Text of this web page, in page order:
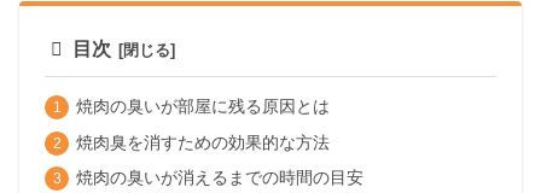
目次
焼肉の臭いが部屋に残る原因とは
焼肉臭を消すための効果的な方法
焼肉の臭いが消えるまでの時間の目安